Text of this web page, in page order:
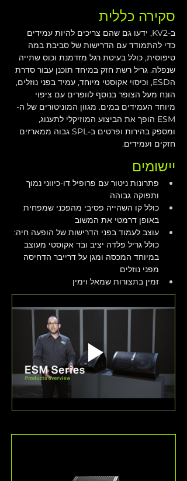
סקירה כללית
ב-KV2, ידעו גם שהם צריכים להיות עמידים
כדי להתמודד עם הדרישות של סביבת במה
טיפוסית, כולל בעיטת רגל מזדמנת וכוס שתייה
שנפלה. גריל רשת חזק במיחד תוכנן עבור סדרת
הESD, וכיסוי אקוסטי מיוחד, עמיד בפני נוזלים,
הונח מעל הצופר בנוסף לוופרים עם ציפוי
מיוחד העמידים במים. מגוון המוניטורים של ה-
ESM הופך את הביצוע המוזיקלי לתענוג,
ומספק בהירות ופרטים ב-SPL גבוה ממארזים
חזקים ועמידים.
יישומים
פתרונות ניטור עם פרופיל דו-כיווני נמוך
ותפוקה גבוהה
כולל קו השהייה פסיבי מהפכני שמפחית
באופן דרמטי את המשוב
עוצב לעמוד בפני הדרישות של הופעה חיה:
כולל גריל פלדה יציב ובד אקוסטי מעוצב
במיוחד המכסה ומגן על דרייבר הדחיסה
מפני נוזלים
זמין בתצורות שמאל וימין